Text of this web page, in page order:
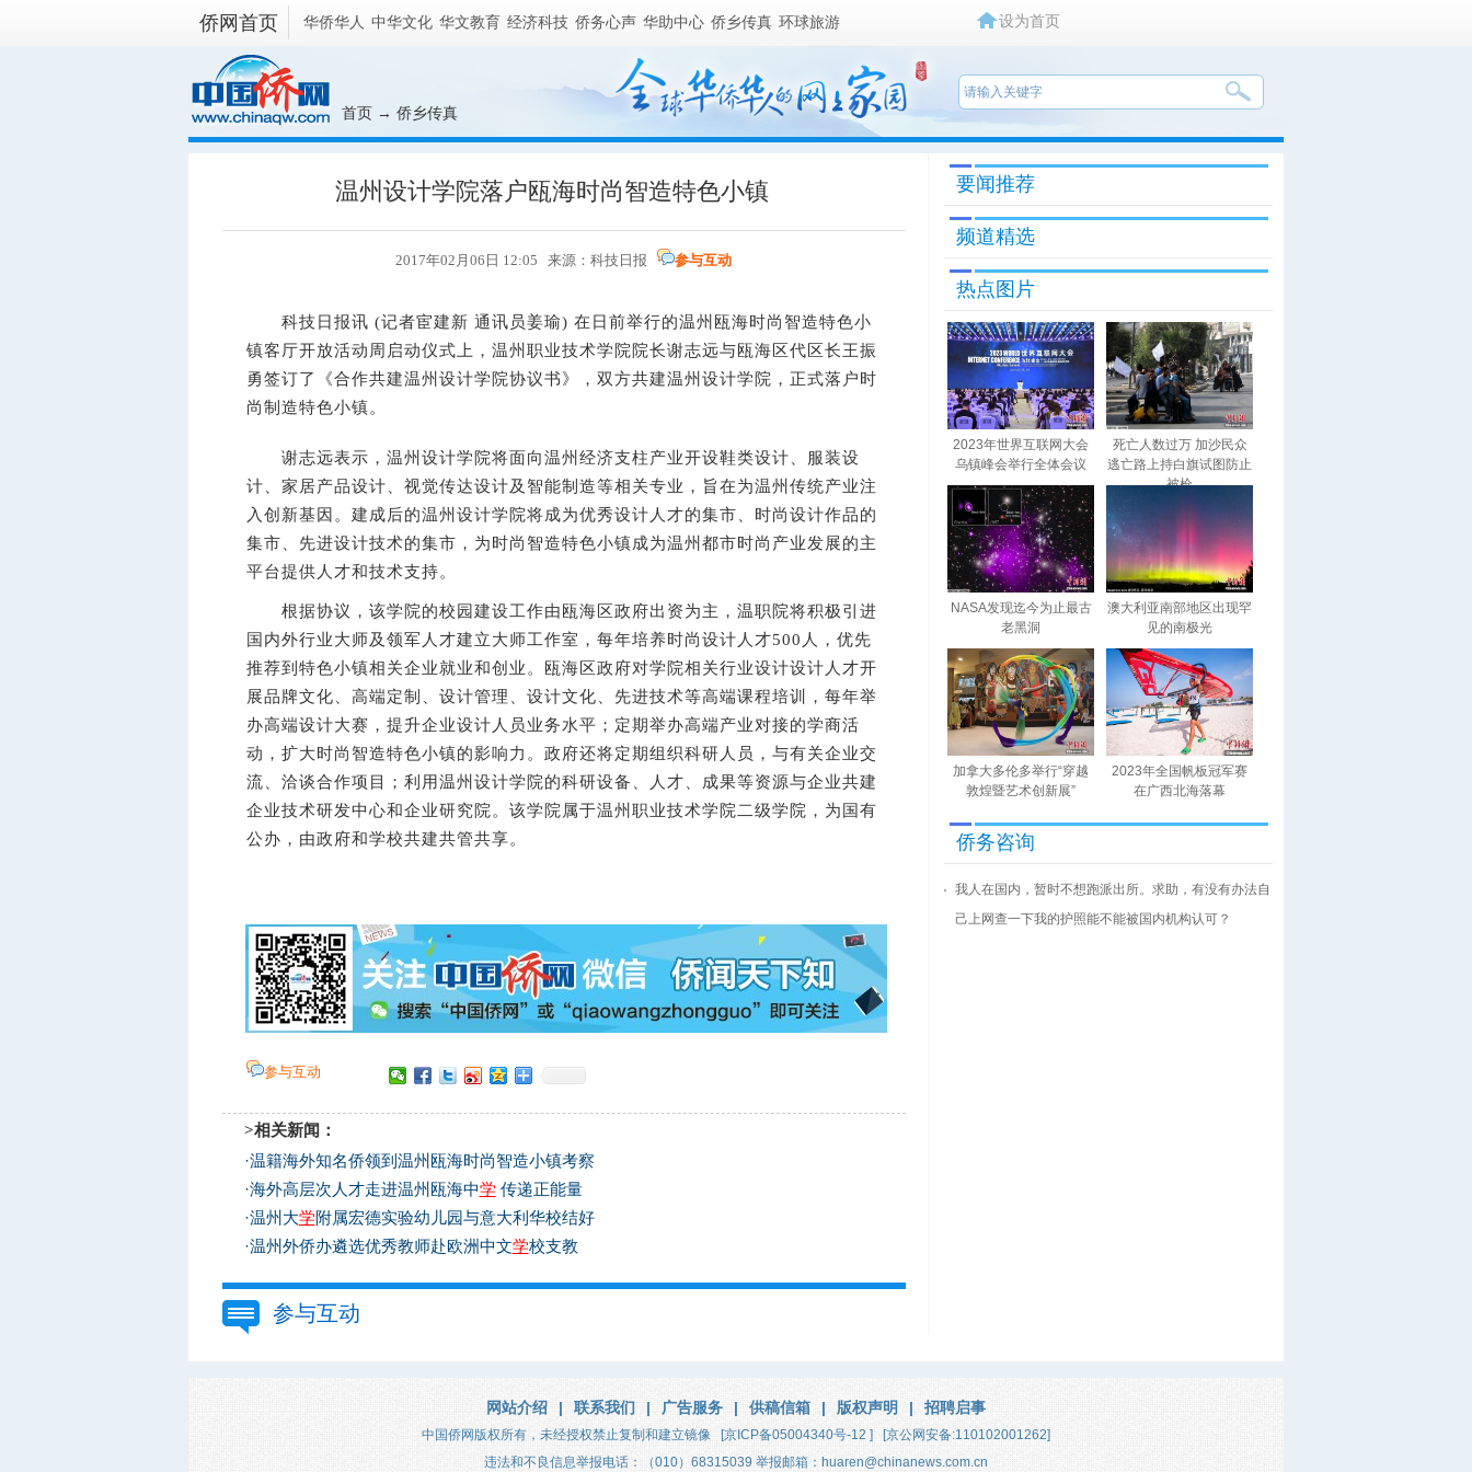
侨网首页 华侨华人 中华文化 华文教育 经济科技 侨务心声 华助中心 侨乡传真 环球旅游 设为首页
首页 → 侨乡传真
温州设计学院落户瓯海时尚智造特色小镇
2017年02月06日 12:05 来源：科技日报 参与互动
科技日报讯 (记者宦建新 通讯员姜瑜) 在日前举行的温州瓯海时尚智造特色小
镇客厅开放活动周启动仪式上，温州职业技术学院院长谢志远与瓯海区代区长王振
勇签订了《合作共建温州设计学院协议书》，双方共建温州设计学院，正式落户时
尚制造特色小镇。
谢志远表示，温州设计学院将面向温州经济支柱产业开设鞋类设计、服装设
计、家居产品设计、视觉传达设计及智能制造等相关专业，旨在为温州传统产业注
入创新基因。建成后的温州设计学院将成为优秀设计人才的集市、时尚设计作品的
集市、先进设计技术的集市，为时尚智造特色小镇成为温州都市时尚产业发展的主
平台提供人才和技术支持。
根据协议，该学院的校园建设工作由瓯海区政府出资为主，温职院将积极引进
国内外行业大师及领军人才建立大师工作室，每年培养时尚设计人才500人，优先
推荐到特色小镇相关企业就业和创业。瓯海区政府对学院相关行业设计设计人才开
展品牌文化、高端定制、设计管理、设计文化、先进技术等高端课程培训，每年举
办高端设计大赛，提升企业设计人员业务水平；定期举办高端产业对接的学商活
动，扩大时尚智造特色小镇的影响力。政府还将定期组织科研人员，与有关企业交
流、洽谈合作项目；利用温州设计学院的科研设备、人才、成果等资源与企业共建
企业技术研发中心和企业研究院。该学院属于温州职业技术学院二级学院，为国有
公办，由政府和学校共建共管共享。
参与互动
>相关新闻：
·温籍海外知名侨领到温州瓯海时尚智造小镇考察
·海外高层次人才走进温州瓯海中学传递正能量
·温州大学附属宏德实验幼儿园与意大利华校结好
·温州外侨办遴选优秀教师赴欧洲中文学校支教
参与互动
要闻推荐
频道精选
热点图片
2023年世界互联网大会
乌镇峰会举行全体会议
死亡人数过万 加沙民众
逃亡路上持白旗试图防止
被枪
NASA发现迄今为止最古
老黑洞
澳大利亚南部地区出现罕
见的南极光
加拿大多伦多举行“穿越
敦煌暨艺术创新展”
2023年全国帆板冠军赛
在广西北海落幕
侨务咨询
我人在国内，暂时不想跑派出所。求助，有没有办法自
己上网查一下我的护照能不能被国内机构认可？
网站介绍 | 联系我们 | 广告服务 | 供稿信箱 | 版权声明 | 招聘启事
中国侨网版权所有，未经授权禁止复制和建立镜像 [京ICP备05004340号-12 ]
[京公网安备:110102001262]
违法和不良信息举报电话：（010）68315039 举报邮箱：huaren@chinanews.com.cn